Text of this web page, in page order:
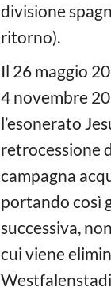
divisione
ritorno).
Il 26 maggio
4 novembre
l’esonerato
retrocessione
campagna
portando così
successiva,
cui viene